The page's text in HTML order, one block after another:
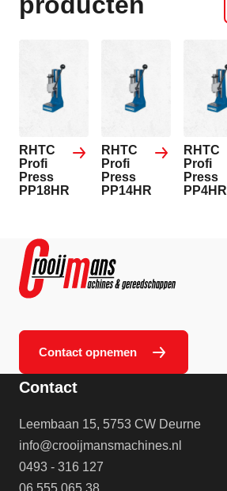
RHTC
Profi
Press
PP18HR
RHTC
Profi
Press
PP14HR
RHTC
Profi
Press
PP4HR
Contact opnemen
Contact
Leembaan 15, 5753 CW Deurne
info@crooijmansmachines.nl
0493 - 316 127
06 555 065 38